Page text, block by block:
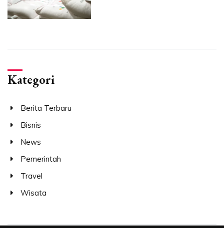
Kategori
Berita Terbaru
Bisnis
News
Pemerintah
Travel
Wisata